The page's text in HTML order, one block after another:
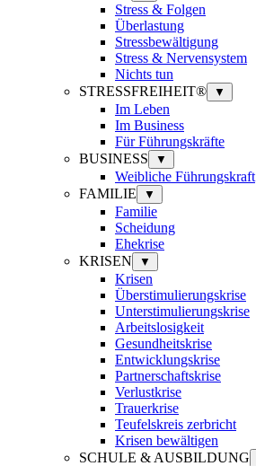
Stress & Folgen
Überlastung
Stressbewältigung
Stress & Nervensystem
Nichts tun
STRESSFREIHEIT®
▼
Im Leben
Im Business
Für Führungskräfte
BUSINESS
▼
Weibliche Führungskraft
FAMILIE
▼
Familie
Scheidung
Ehekrise
KRISEN
▼
Krisen
Überstimulierungskrise
Unterstimulierungskrise
Arbeitslosigkeit
Gesundheitskrise
Entwicklungskrise
Partnerschaftskrise
Verlustkrise
Trauerkrise
Teufelskreis zerbricht
Krisen bewältigen
SCHULE & AUSBILDUNG